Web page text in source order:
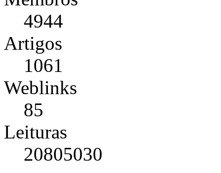
4944
Artigos
1061
Weblinks
85
Leituras
20805030